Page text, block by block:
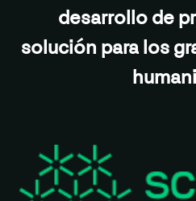
desarrollo de
solución para los